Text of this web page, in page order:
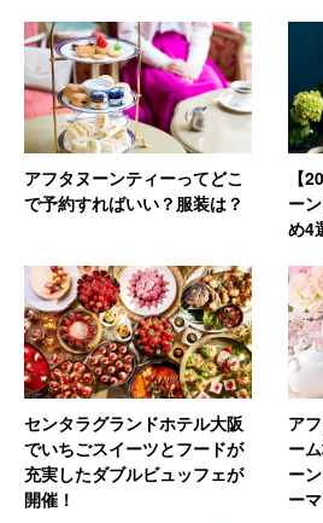
アフタヌーンティーってどこ
で予約すればいい？服装は？
【
ー
め4
センタラグランドホテル大阪
でいちごスイーツとフードが
充実したダブルビュッフェが
開催！
ア
ー
ー
ー